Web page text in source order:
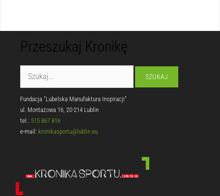
Przeszukaj Kronikę
Fundacja "Lubelska Manufaktura Inspiracji"
ul. Montażowa 16, 20-214 Lublin
tel.: 515 867 816
e-mail: kronikasportu@lublin.eu